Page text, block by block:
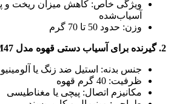
ویژگی خاص: کاهش میزان ریخت و
آسیاب‌شده
وزن: حدود 50 تا 70 گرم
2. گیرنده برای آسیاب دستی قهوه مدل M47
جنس بدنه: استیل ضد زنگ یا
ظرفیت: 40 گرم قهوه
مکانیزم اتصال: پیچی یا مغناطیسی